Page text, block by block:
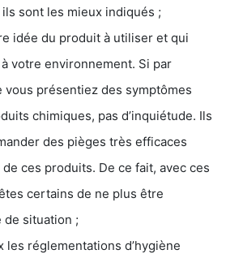
sont les mieux indiqués ;
idée du produit à utiliser et qui
votre environnement. Si par
présentiez des symptômes
chimiques, pas d’inquiétude. Ils
des pièges très efficaces
de ces produits. De ce fait, avec ces
certains de ne plus être
de situation ;
les réglementations d’hygiène